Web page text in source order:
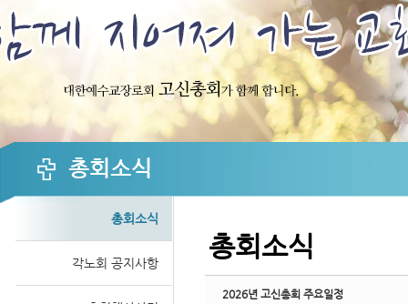
총회소식
총회소식
각노회 공지사항
총회소식
2026년 고신총회 주요일정
Sketchbook5, 스케치북5